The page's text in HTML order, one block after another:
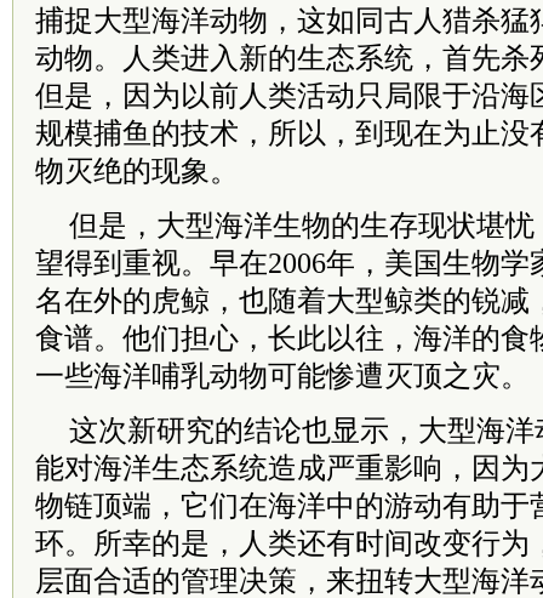
捕捉大型海洋动物，这如同古人猎杀猛
动物。人类进入新的生态系统，首先杀
但是，因为以前人类活动只局限于沿海
规模捕鱼的技术，所以，到现在为止没
物灭绝的现象。
但是，大型海洋生物的生存现状堪
望得到重视。早在2006年，美国生物学
名在外的虎鲸，也随着大型鲸类的锐减
食谱。他们担心，长此以往，海洋的食
一些海洋哺乳动物可能惨遭灭顶之灾。
这次新研究的结论也显示，大型海
能对海洋生态系统造成严重影响，因为
物链顶端，它们在海洋中的游动有助于
环。所幸的是，人类还有时间改变行为
层面合适的管理决策，来扭转大型海洋